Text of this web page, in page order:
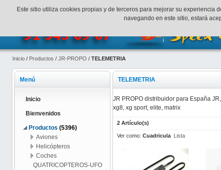
¡Bienvenidos a SpeedHobbys! Mi cuenta Finalizar
Inicio / Productos / JR-PROPO / TELEMETRIA
TELEMETRIA
JR PROPO distribuidor para España
xg8, xg sport, elite, matrix
2 Artículo(s)
Ver como: Cuadricula Lista
Menú
Inicio
Bienvenidos
Productos (5396)
Aviones
Helicópteros
Coches
QUATRICOPTEROS-UFO
Este sitio utiliza cookies propias y de terceros para mejorar su
navegando en este sitio, estará